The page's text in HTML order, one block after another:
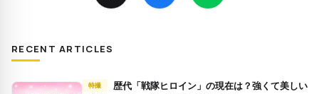
RECENT ARTICLES
特撮